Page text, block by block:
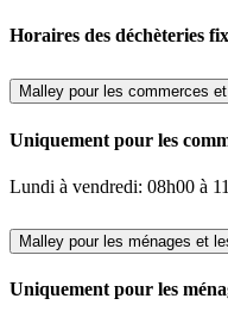
Horaires des déchèteries
Malley pour les commerces
Uniquement pour les
Lundi à vendredi: 08h00 à
Malley pour les ménages et
Uniquement pour les